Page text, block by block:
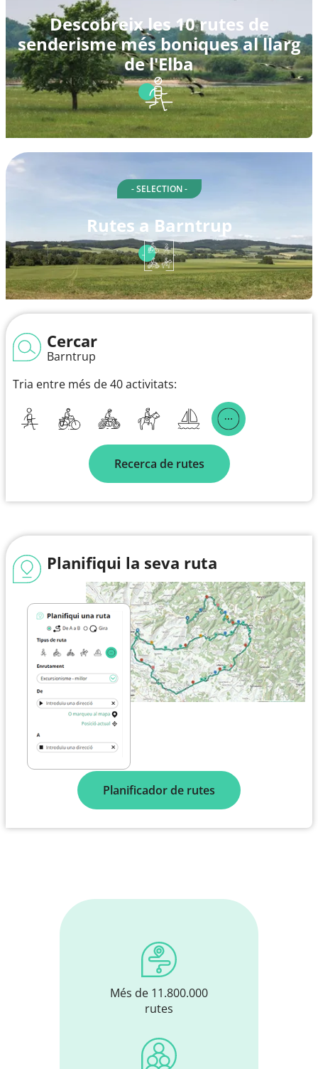
Descobreix les 10 rutes de
senderisme més boniques al llarg
de l'Elba
- SELECTION -
Rutes a Barntrup
Cercar
Barntrup
Tria entre més de 40 activitats:
Recerca de rutes
Planifiqui la seva ruta
Planificador de rutes
Més de 11.800.000
rutes